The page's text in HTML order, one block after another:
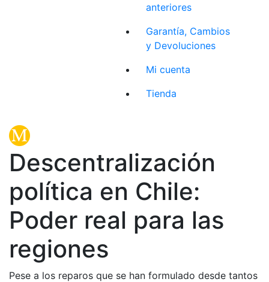
anteriores
Garantía, Cambios
y Devoluciones
Mi cuenta
Tienda
Descentralización
política en Chile:
Poder real para las
regiones
Pese a los reparos que se han formulado desde tantos